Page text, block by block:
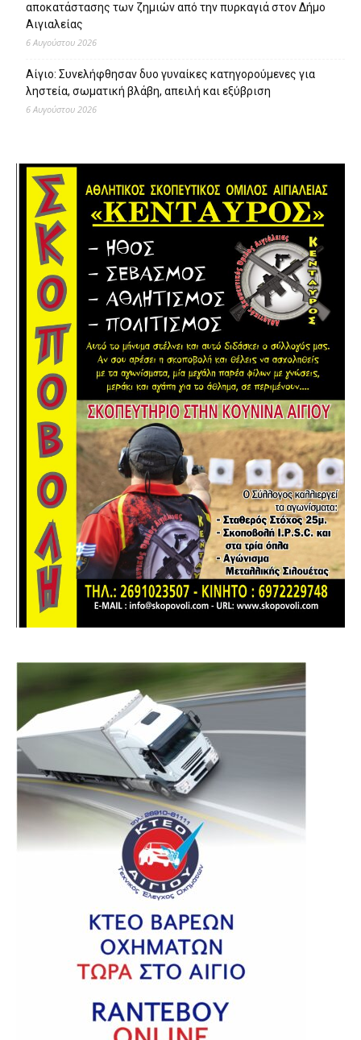
αποκατάστασης των ζημιών από την πυρκαγιά στον Δήμο
Αιγιαλείας
6 Αυγούστου 2026
Αίγιο: Συνελήφθησαν δυο γυναίκες κατηγορούμενες για
ληστεία, σωματική βλάβη, απειλή και εξύβριση
6 Αυγούστου 2026